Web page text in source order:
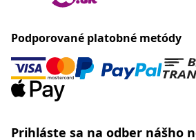
Podporované platobné metódy
Prihláste sa na odber nášho